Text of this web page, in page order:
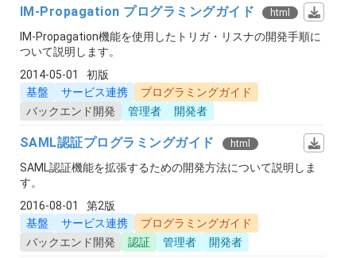
IM-Propagation プログラミングガイド html
IM-Propagation機能を使用したトリガ・リスナの開発手順に
ついて説明します。
2014-05-01
初版
基盤
サービス連携
プログラミングガイド
バックエンド開発
管理者 開発者
SAML認証プログラミングガイド html
SAML認証機能を拡張するための開発方法について説明しま
す。
2016-08-01
第2版
基盤
サービス連携
プログラミングガイド
バックエンド開発
認証 管理者 開発者